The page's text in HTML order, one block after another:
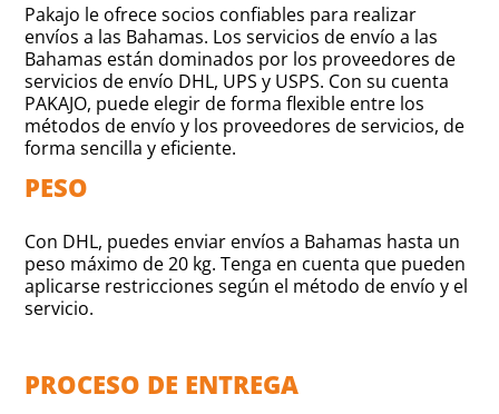
Pakajo le ofrece socios confiables para realizar
envíos a las Bahamas. Los servicios de envío a las
Bahamas están dominados por los proveedores de
servicios de envío DHL, UPS y USPS. Con su cuenta
PAKAJO, puede elegir de forma flexible entre los
métodos de envío y los proveedores de servicios, de
forma sencilla y eficiente.
PESO
Con DHL, puedes enviar envíos a Bahamas hasta un
peso máximo de 20 kg. Tenga en cuenta que pueden
aplicarse restricciones según el método de envío y el
servicio.
PROCESO DE ENTREGA